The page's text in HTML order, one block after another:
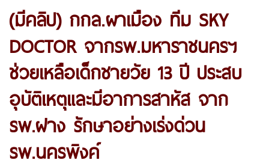
(มีคลิป) กกล.ผาเมือง ทีม SKY
DOCTOR จากรพ.มหาราชนครฯ
ช่วยเหลือเด็กชายวัย 13 ปี ประสบ
อุบัติเหตุและมีอาการสาหัส จาก
รพ.ฝาง รักษาอย่างเร่งด่วน
รพ.นครพิงค์